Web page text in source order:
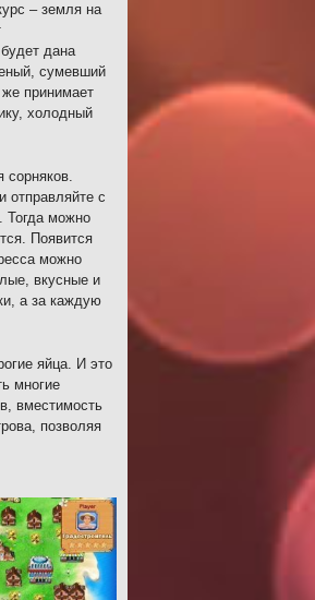
– земля на
дана
сумевший
принимает
холодный
сорняков.
отправляйте с
Тогда можно
Появится
можно
вкусные и
а за каждую
яйца. И это
многие
вместимость
позволяя